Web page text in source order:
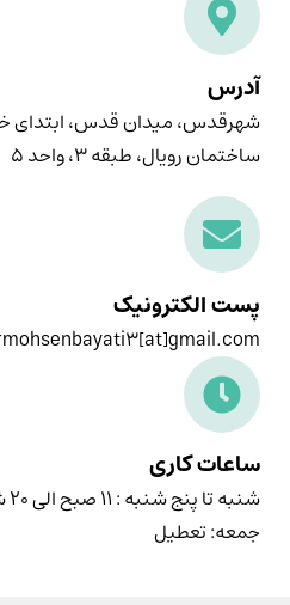
آدرس
شهرقدس، میدان قدس، ابتدای
ساختمان رویال، طبقه ۳، واحد ۵
پست الکترونیک
ساعات کاری
شنبه تا پنج شنبه : ۱۱ صبح الی ۲۰ شب
جمعه: تعطیل